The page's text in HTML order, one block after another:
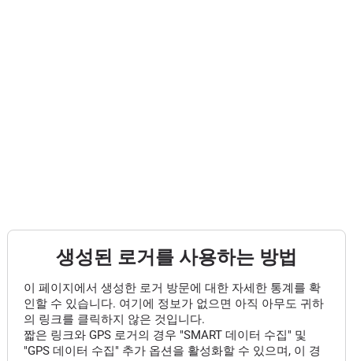
생성된 로거를 사용하는 방법
이 페이지에서 생성한 로거 방문에 대한 자세한 통계를 확
인할 수 있습니다. 여기에 정보가 없으면 아직 아무도 귀하
의 링크를 클릭하지 않은 것입니다.
짧은 링크와 GPS 로거의 경우 "SMART 데이터 수집" 및
"GPS 데이터 수집" 추가 옵션을 활성화할 수 있으며, 이 경